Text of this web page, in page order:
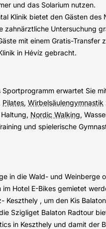
und das Solarium nutzen.
Klinik bietet den Gästen des
zahnärztliche Untersuchung
mit einem Gratis-Transfer
in Hévíz gebracht.
Sportprogramm erwartet Sie
Pilates, Wirbelsäulengymnastik
Nordic Walking,
und spielerische
in die Wald- und Weinberge
im Hotel E-Bikes gemietet
Keszthely , um den Kis Balaton
Szigliget Balaton Radtour
in Keszthely und damit der